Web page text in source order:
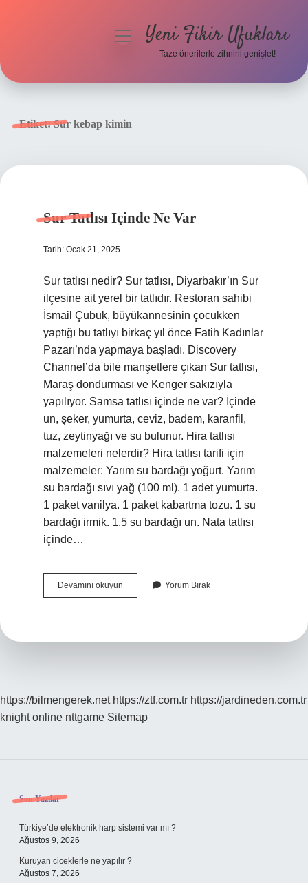
menüyüYeni Fikir Ufukları
Taze önerilerle zihnini genişlet!
Etiket:Sur kebap kimin
Sur Tatlısı Içinde Ne Var
Tarih: Ocak 21, 2025
Sur tatlısı nedir? Sur tatlısı, Diyarbakır’ın Sur
ilçesine ait yerel bir tatlıdır. Restoran sahibi
İsmail Çubuk, büyükannesinin çocukken
yaptığı bu tatlıyı birkaç yıl önce Fatih Kadınlar
Pazarı’nda yapmaya başladı. Discovery
Channel’da bile manşetlere çıkan Sur tatlısı,
Maraş dondurması ve Kenger sakızıyla
yapılıyor. Samsa tatlısı içinde ne var? İçinde
un, şeker, yumurta, ceviz, badem, karanfil,
tuz, zeytinyağı ve su bulunur. Hira tatlısı
malzemeleri nelerdir? Hira tatlısı tarifi için
malzemeler: Yarım su bardağı yoğurt. Yarım
su bardağı sıvı yağ (100 ml). 1 adet yumurta.
1 paket vanilya. 1 paket kabartma tozu. 1 su
bardağı irmik. 1,5 su bardağı un. Nata tatlısı
içinde…
Devamını okuyun
Tatlısı
Yorum Bırak
https://bilmengerek.net https://ztf.com.tr https://jardineden.com.tr
knight online nttgame Sitemap
Sidebar
Son Yazılar
Türkiye’de elektronik harp sistemi var mı ?
Ağustos 9, 2026
Kuruyan ciceklerle ne yapılır ?
Ağustos 7, 2026